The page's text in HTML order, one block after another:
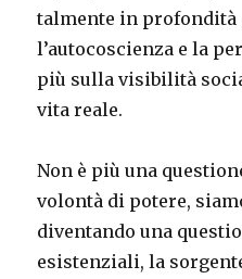
talmente in profondità
l’autocoscienza e la
più sulla visibilità
vita reale.
Non è più una
volontà di potere,
diventando una
esistenziali, la